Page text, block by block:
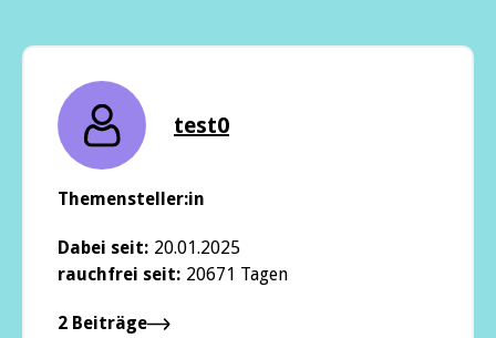
test0
Themensteller:in
Dabei seit: 20.01.2025
rauchfrei seit: 20671 Tagen
2 Beiträge